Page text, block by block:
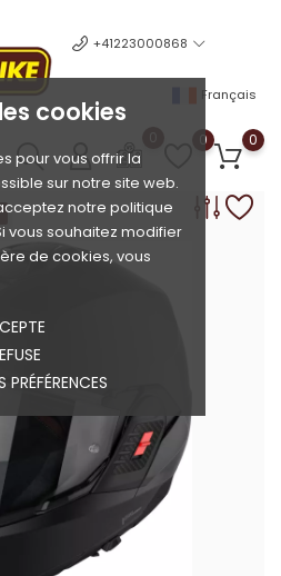
cookies
pour vous offrir la
sur notre site web.
notre politique
vous souhaitez modifier
de cookies, vous
+41223000868
Français
0 0